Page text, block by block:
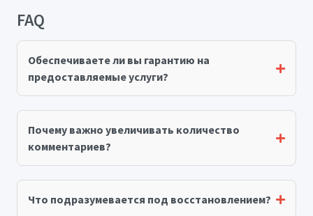
FAQ
Обеспечиваете ли вы гарантию на
предоставляемые услуги?
Почему важно увеличивать количество
комментариев?
Что подразумевается под восстановлением?